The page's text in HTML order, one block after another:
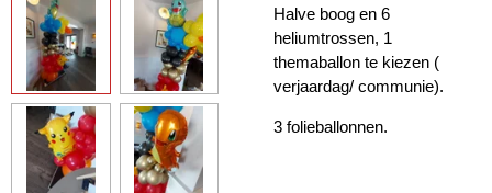
Halve boog en 6
heliumtrossen, 1
themaballon te kiezen (
verjaardag/ communie).
3 folieballonnen.